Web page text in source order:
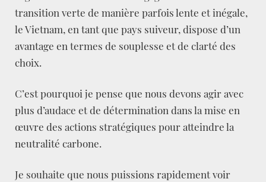
transition verte de manière parfois lente et inégale,
le Vietnam, en tant que pays suiveur, dispose d’un
avantage en termes de souplesse et de clarté des
choix.
C’est pourquoi je pense que nous devons agir avec
plus d’audace et de détermination dans la mise en
œuvre des actions stratégiques pour atteindre la
neutralité carbone.
Je souhaite que nous puissions rapidement voir